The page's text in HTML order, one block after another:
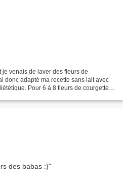
venais de laver des fleurs de
donc adapté ma recette sans lait avec
Pour 6 à 8 fleurs de courgettes,